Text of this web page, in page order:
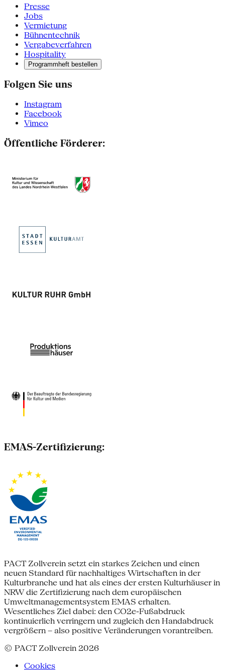
Presse
Jobs
Vermietung
Bühnentechnik
Vergabeverfahren
Hospitality
Programmheft bestellen
Folgen Sie uns
Instagram
Facebook
Vimeo
Öffentliche Förderer:
EMAS-Zertifizierung:
PACT Zollverein setzt ein starkes Zeichen und einen
neuen Standard für nachhaltiges Wirtschaften in der
Kulturbranche und hat als eines der ersten Kulturhäuser in
NRW die Zertifizierung nach dem europäischen
Umweltmanagementsystem EMAS erhalten.
Wesentliches Ziel dabei: den CO2e-Fußabdruck
kontinuierlich verringern und zugleich den Handabdruck
vergrößern – also positive Veränderungen vorantreiben.
© PACT Zollverein 2026
Cookies